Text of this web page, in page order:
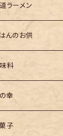
ラーメン
んのお供
料
幸
子